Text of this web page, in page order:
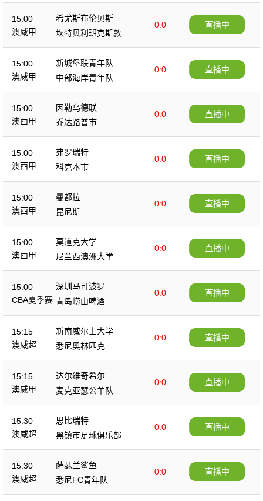
15:00
澳威甲
希尤斯布伦贝斯
0:0
坎特贝利班克斯敦
直播中
15:00
澳威甲
新城堡联青年队
0:0
中部海岸青年队
直播中
15:00
澳西甲
因勒乌德联
0:0
乔达路普市
直播中
15:00
澳西甲
弗罗瑞特
0:0
科克本市
直播中
15:00
澳西甲
曼都拉
0:0
昆尼斯
直播中
15:00
澳西甲
莫道克大学
0:0
尼兰西澳洲大学
直播中
15:00
CBA夏季赛
深圳马可波罗
0:0
青岛崂山啤酒
直播中
15:15
澳威超
新南威尔士大学
0:0
悉尼奥林匹克
直播中
15:15
澳威甲
达尔维奇希尔
0:0
麦克亚瑟公羊队
直播中
15:30
澳威超
思比瑞特
0:0
黑镇市足球俱乐部
直播中
15:30
澳威超
萨瑟兰鲨鱼
0:0
悉尼FC青年队
直播中